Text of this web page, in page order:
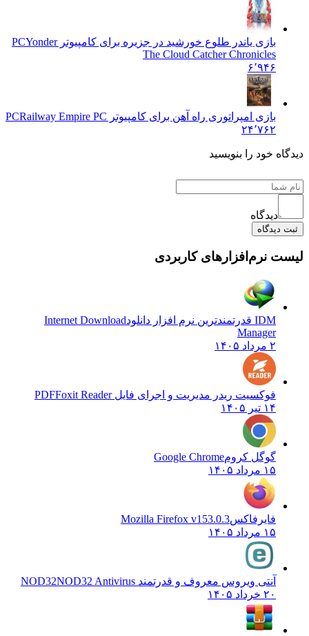
بازی یاندر طلوع خورشید در جزیره برای کامپیوتر PCYonder
The Cloud Catcher Chronicles
۶٬۹۴۶
بازی امپراتوری راه آهن برای کامپیوتر PC Railway Empire PC
۲۴٬۷۶۲
دیدگاه خود را بنویسید
دیدگاه
ثبت دیدگاه
لیست نرم‌افزارهای کاربردی
IDM قدرتمندترین نرم افزار دانلود
Internet Download
Manager
۲ مرداد ۱۴۰۵
فوکسیت ریدر مدیریت و اجرای فایل PDFFoxit Reader
۱۴ تیر ۱۴۰۵
گوگل کرومGoogle Chrome
۱۵ مرداد ۱۴۰۵
فایرفاکسMozilla Firefox v153.0.3
۱۵ مرداد ۱۴۰۵
آنتی ویروس معروف و قدرتمند NOD32 NOD32 Antivirus
۲۰ خرداد ۱۴۰۵